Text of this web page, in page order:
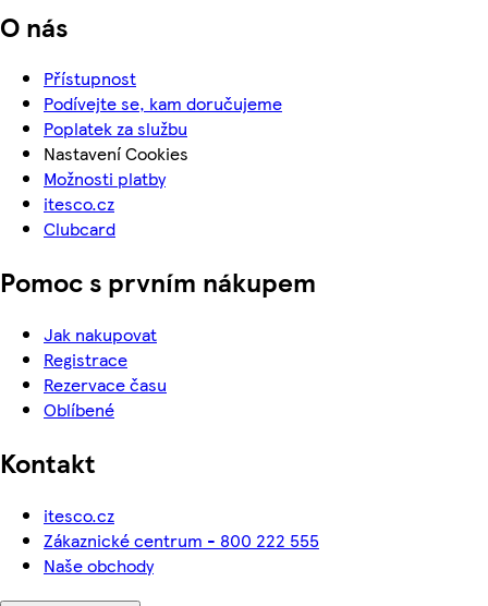
O nás
Přístupnost
Podívejte se, kam doručujeme
Poplatek za službu
Nastavení Cookies
Možnosti platby
itesco.cz
Clubcard
Pomoc s prvním nákupem
Jak nakupovat
Registrace
Rezervace času
Oblíbené
Kontakt
itesco.cz
Zákaznické centrum - 800 222 555
Naše obchody